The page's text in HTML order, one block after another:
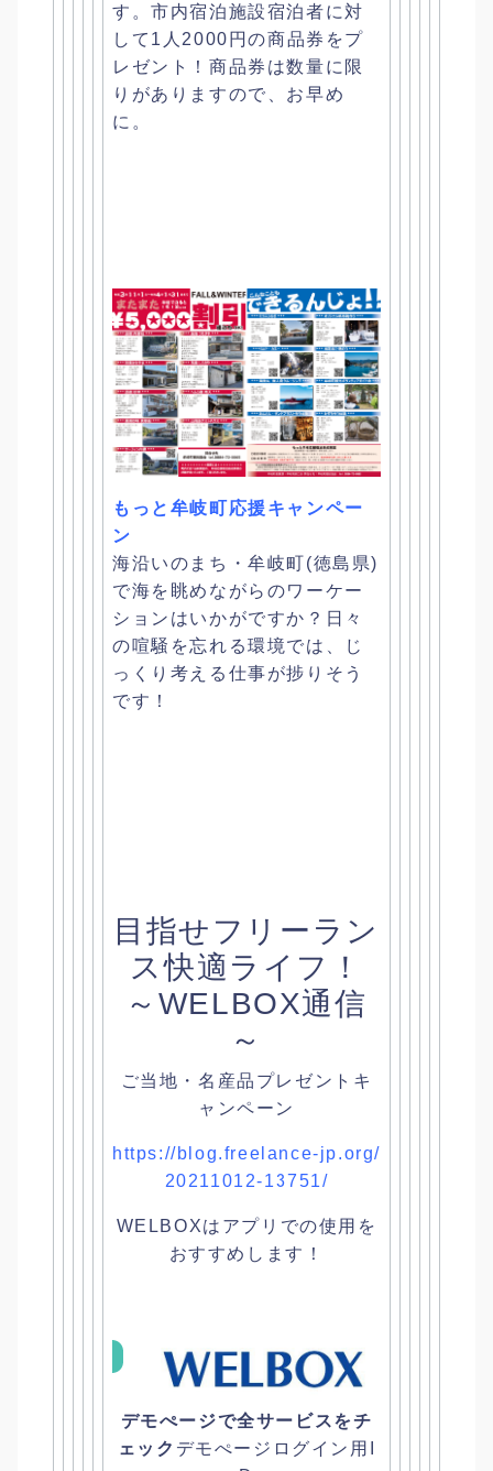
す。市内宿泊施設宿泊者に対
して1人2000円の商品券をプ
レゼント
！商品券は数量に限
りがありますので、お早め
に。
もっと牟岐町応援キャンペー
ン
海沿いのまち・牟岐町(徳島県)
で海を眺めながらのワーケー
ションはいかがですか？ 日々
の喧騒を忘れる環境では、
じ
っくり考える仕事が捗りそう
です！
目指せフリーラン
ス快適ライフ！
～WELBOX通信
～
ご当地・名産品プレゼントキ
ャンペーン
https://blog.freelance-jp.org/
20211012-13751/
WELBOXはアプリでの使用を
おすすめします！
デモぺージで全サービスをチ
ェック デモぺージログイン用I